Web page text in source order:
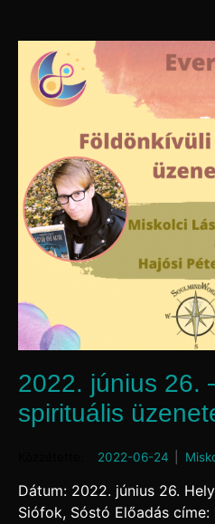
2022. június 26.
spirituális
2022-06-24by
Dátum: 2022. június 26.
Siófok, Sóstó Előadás